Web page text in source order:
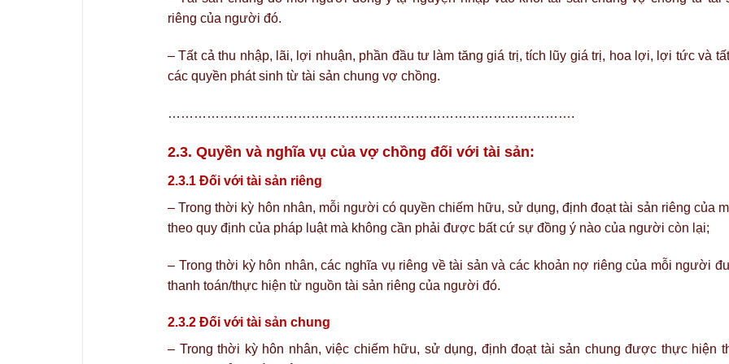
riêng của người đó.
– Tất cả thu nhập, lãi, lợi nhuận, phần đầu tư làm tăng giá trị, tích lũy giá trị, hoa lợi, lợi tức và
các quyền phát sinh từ tài sản chung vợ chồng.
………………………………………………………………………………….
2.3. Quyền và nghĩa vụ của vợ chồng đối với tài sản:
2.3.1 Đối với tài sản riêng
– Trong thời kỳ hôn nhân, mỗi người có quyền chiếm hữu, sử dụng, định đoạt tài sản riêng của
theo quy định của pháp luật mà không cần phải được bất cứ sự đồng ý nào của người còn lại;
– Trong thời kỳ hôn nhân, các nghĩa vụ riêng về tài sản và các khoản nợ riêng của mỗi người
thanh toán/thực hiện từ nguồn tài sản riêng của người đó.
2.3.2 Đối với tài sản chung
– Trong thời kỳ hôn nhân, việc chiếm hữu, sử dụng, định đoạt tài sản chung được thực hiện